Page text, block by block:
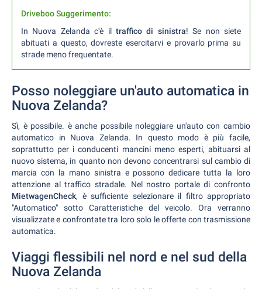
Driveboo Suggerimento:
In Nuova Zelanda c'è il traffico di sinistra! Se non siete
abituati a questo, dovreste esercitarvi e provarlo prima su
strade meno frequentate.
Posso noleggiare un'auto automatica in
Nuova Zelanda?
Sì, è possibile. è anche possibile noleggiare un'auto con cambio
automatico in Nuova Zelanda. In questo modo è più facile,
soprattutto per i conducenti mancini meno esperti, abituarsi al
nuovo sistema, in quanto non devono concentrarsi sul cambio di
marcia con la mano sinistra e possono dedicare tutta la loro
attenzione al traffico stradale. Nel nostro portale di confronto
MietwagenCheck, è sufficiente selezionare il filtro appropriato
"Automatico" sotto Caratteristiche del veicolo. Ora verranno
visualizzate e confrontate tra loro solo le offerte con trasmissione
automatica.
Viaggi flessibili nel nord e nel sud della
Nuova Zelanda